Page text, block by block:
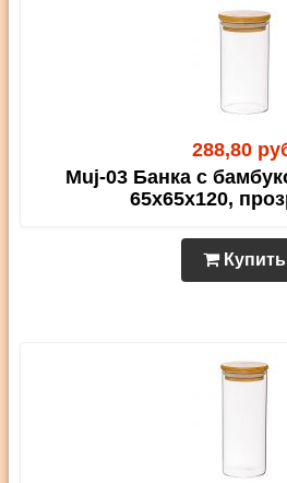
288,80
Muj-03 Банка с
65х65х120,
Купить